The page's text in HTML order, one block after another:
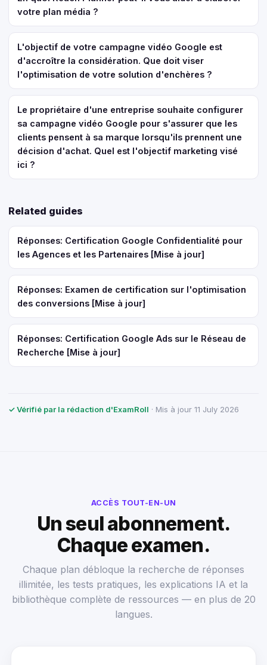
votre plan média ?
L'objectif de votre campagne vidéo Google est
d'accroître la considération. Que doit viser
l'optimisation de votre solution d'enchères ?
Le propriétaire d'une entreprise souhaite configurer
sa campagne vidéo Google pour s'assurer que les
clients pensent à sa marque lorsqu'ils prennent une
décision d'achat. Quel est l'objectif marketing visé
ici ?
Related guides
Réponses: Certification Google Confidentialité pour
les Agences et les Partenaires [Mise à jour]
Réponses: Examen de certification sur l'optimisation
des conversions [Mise à jour]
Réponses: Certification Google Ads sur le Réseau de
Recherche [Mise à jour]
✓ Vérifié par la rédaction d'ExamRoll · Mis à jour 11 July 2026
ACCÈS TOUT-EN-UN
Un seul abonnement.
Chaque examen.
Chaque plan débloque la recherche de réponses
illimitée, les tests pratiques, les explications IA et la
bibliothèque complète de ressources — en plus de 20
langues.